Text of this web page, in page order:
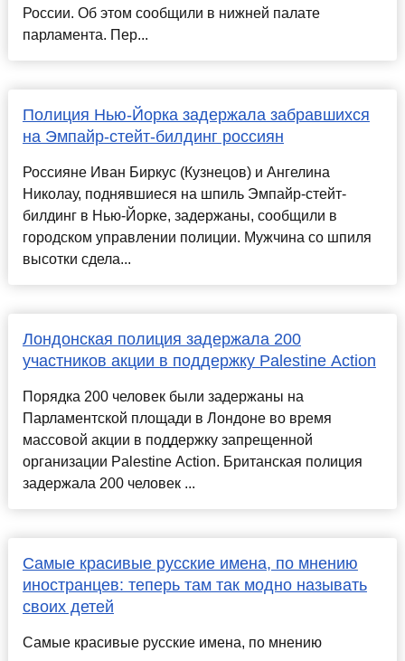
России. Об этом сообщили в нижней палате
парламента. Пер...
Полиция Нью-Йорка задержала забравшихся
на Эмпайр-стейт-билдинг россиян
Россияне Иван Биркус (Кузнецов) и Ангелина
Николау, поднявшиеся на шпиль Эмпайр-стейт-
билдинг в Нью-Йорке, задержаны, сообщили в
городском управлении полиции. Мужчина со шпиля
высотки сдела...
Лондонская полиция задержала 200
участников акции в поддержку Palestine Action
Порядка 200 человек были задержаны на
Парламентской площади в Лондоне во время
массовой акции в поддержку запрещенной
организации Palestine Action. Британская полиция
задержала 200 человек ...
Самые красивые русские имена, по мнению
иностранцев: теперь там так модно называть
своих детей
Самые красивые русские имена, по мнению